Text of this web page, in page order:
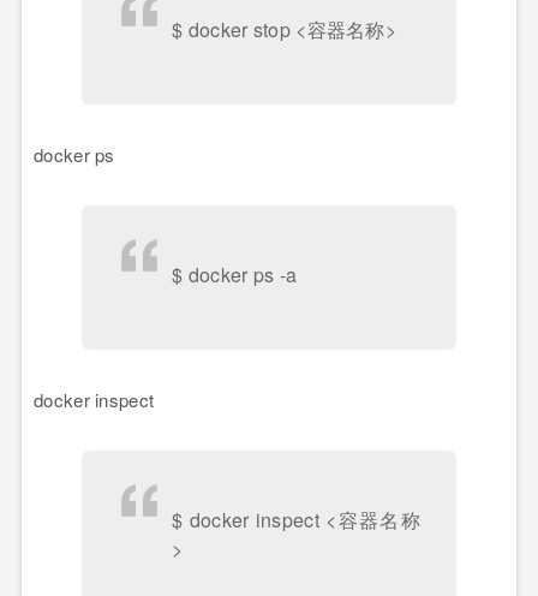
$ docker stop <容器名称>
docker ps
$ docker ps -a
docker inspect
$ docker inspect <容器名称
>